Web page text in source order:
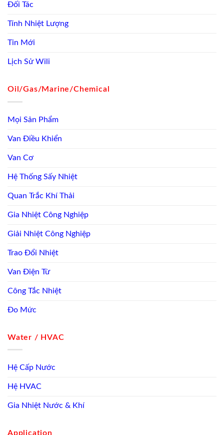
Đối Tác
Tính Nhiệt Lượng
Tin Mới
Lịch Sử Wili
Oil/Gas/Marine/Chemical
Mọi Sản Phẩm
Van Điều Khiển
Van Cơ
Hệ Thống Sấy Nhiệt
Quan Trắc Khí Thải
Gia Nhiệt Công Nghiệp
Giải Nhiệt Công Nghiệp
Trao Đổi Nhiệt
Van Điện Từ
Công Tắc Nhiệt
Đo Mức
Water / HVAC
Hệ Cấp Nước
Hệ HVAC
Gia Nhiệt Nước & Khí
Application